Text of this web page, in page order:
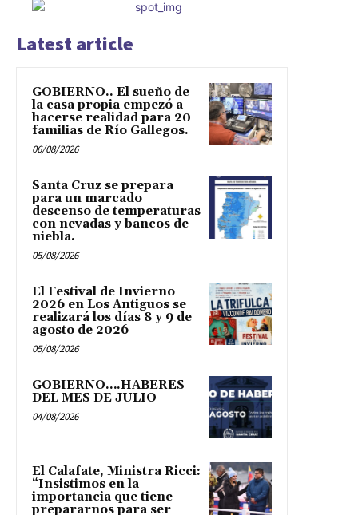
Latest article
GOBIERNO.. El sueño de
la casa propia empezó a
hacerse realidad para 20
familias de Río Gallegos.
06/08/2026
Santa Cruz se prepara
para un marcado
descenso de temperaturas
con nevadas y bancos de
niebla.
05/08/2026
El Festival de Invierno
2026 en Los Antiguos se
realizará los días 8 y 9 de
agosto de 2026
05/08/2026
GOBIERNO….HABERES
DEL MES DE JULIO
04/08/2026
El Calafate, Ministra Ricci:
“Insistimos en la
importancia que tiene
prepararnos para ser